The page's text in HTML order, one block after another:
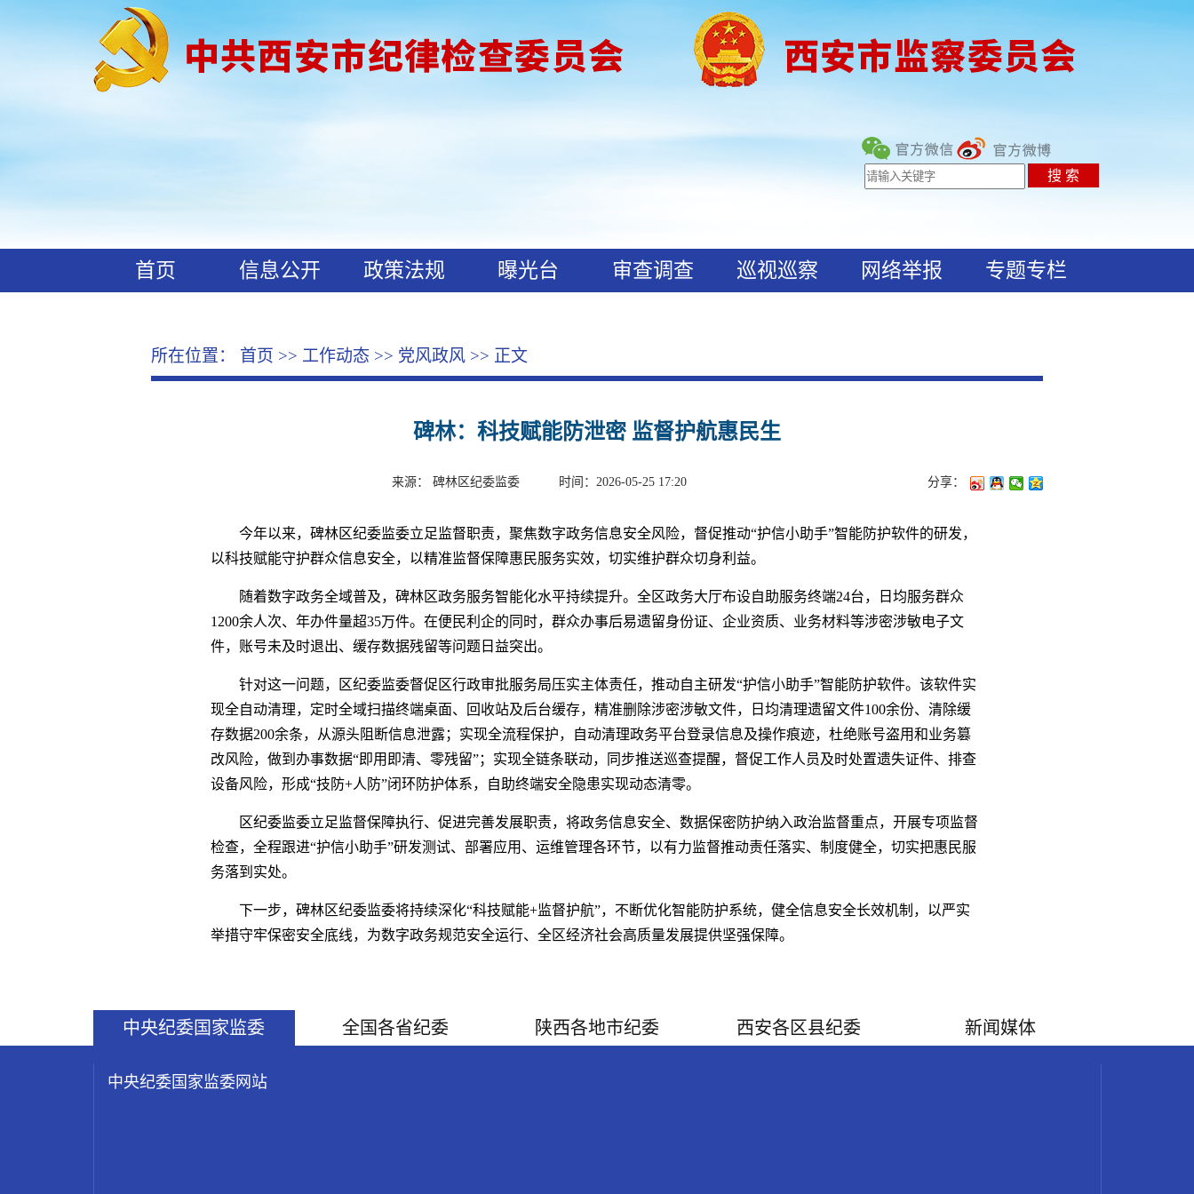
首页 信息公开 政策法规 曝光台 审查调查 巡视巡察 网络举报
专题专栏
所在位置： 首页 >> 工作动态 >> 党风政风 >> 正文
碑林：科技赋能防泄密 监督护航惠民生
来源： 碑林区纪委监委 时间：2026-05-25 17:20 分享：
今年以来，碑林区纪委监委立足监督职责，聚焦数字政务信息安全风险，督促推动“护信小助手”智能防护软件的研发，
以科技赋能守护群众信息安全，以精准监督保障惠民服务实效，切实维护群众切身利益。
随着数字政务全域普及，碑林区政务服务智能化水平持续提升。全区政务大厅布设自助服务终端24台，日均服务群众
1200余人次、年办件量超35万件。在便民利企的同时，群众办事后易遗留身份证、企业资质、业务材料等涉密涉敏电子文
件，账号未及时退出、缓存数据残留等问题日益突出。
针对这一问题，区纪委监委督促区行政审批服务局压实主体责任，推动自主研发“护信小助手”智能防护软件。该软件实
现全自动清理，定时全域扫描终端桌面、回收站及后台缓存，精准删除涉密涉敏文件，日均清理遗留文件100余份、清除缓
存数据200余条，从源头阻断信息泄露；实现全流程保护，自动清理政务平台登录信息及操作痕迹，杜绝账号盗用和业务篡
改风险，做到办事数据“即用即清、零残留”；实现全链条联动，同步推送巡查提醒，督促工作人员及时处置遗失证件、排查
设备风险，形成“技防+人防”闭环防护体系，自助终端安全隐患实现动态清零。
区纪委监委立足监督保障执行、促进完善发展职责，将政务信息安全、数据保密防护纳入政治监督重点，开展专项监督
检查，全程跟进“护信小助手”研发测试、部署应用、运维管理各环节，以有力监督推动责任落实、制度健全，切实把惠民服
务落到实处。
下一步，碑林区纪委监委将持续深化“科技赋能+监督护航”，不断优化智能防护系统，健全信息安全长效机制，以严实
举措守牢保密安全底线，为数字政务规范安全运行、全区经济社会高质量发展提供坚强保障。
中央纪委国家监委 全国各省纪委 陕西各地市纪委 西安各区县纪委 新闻媒体
中央纪委国家监委网站